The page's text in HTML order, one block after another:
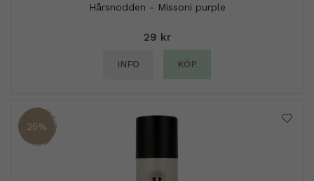
Hårsnodden - Missoni purple
29 kr
INFO KÖP
25%